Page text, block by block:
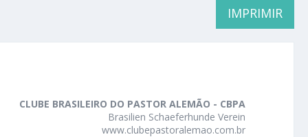
IMPRIMIR
CLUBE BRASILEIRO DO PASTOR ALEMÃO - CBPA
Brasilien Schaeferhunde Verein
www.clubepastoralemao.com.br